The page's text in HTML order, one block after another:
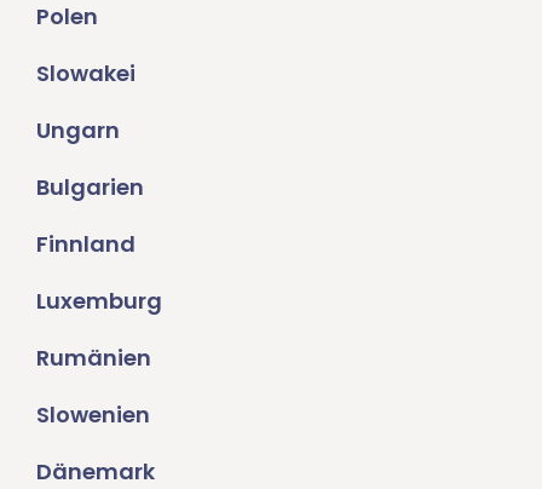
Polen
Slowakei
Ungarn
Bulgarien
Finnland
Luxemburg
Rumänien
Slowenien
Dänemark